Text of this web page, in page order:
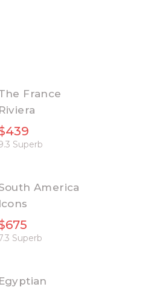
France
Riviera
Superb
America
Icons
Superb
Egyptian